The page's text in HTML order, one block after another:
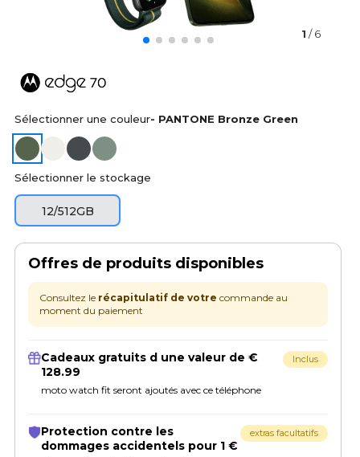
1 / 6
Sélectionner une couleur- PANTONE Bronze Green
Sélectionner le stockage
12/512GB
Offres de produits disponibles
Consultez le récapitulatif de votre commande au
moment du paiement
Cadeaux gratuits d une valeur de €
128.99
moto watch fit seront ajoutés avec ce téléphone
Inclus
Protection contre les
dommages accidentels pour 1 €
extras facultatifs